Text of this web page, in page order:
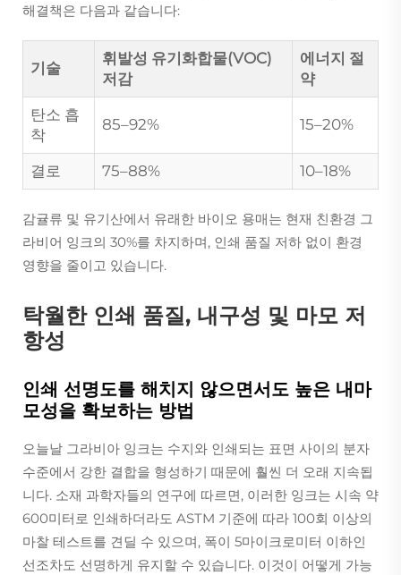
해결책은 다음과 같습니다:
기술
휘발성 유기화합물(VOC)
저감
에너지 절
약
탄소 흡
착
85–92% 15–20%
결로 75–88% 10–18%
감귤류 및 유기산에서 유래한 바이오 용매는 현재 친환경 그
라비어 잉크의 30%를 차지하며, 인쇄 품질 저하 없이 환경
영향을 줄이고 있습니다.
탁월한 인쇄 품질, 내구성 및 마모 저
항성
인쇄 선명도를 해치지 않으면서도 높은 내마
모성을 확보하는 방법
오늘날 그라비아 잉크는 수지와 인쇄되는 표면 사이의 분자
수준에서 강한 결합을 형성하기 때문에 훨씬 더 오래 지속됩
니다. 소재 과학자들의 연구에 따르면, 이러한 잉크는 시속 약
600미터로 인쇄하더라도 ASTM 기준에 따라 100회 이상의
마찰 테스트를 견딜 수 있으며, 폭이 5마이크로미터 이하인
선조차도 선명하게 유지할 수 있습니다. 이것이 어떻게 가능